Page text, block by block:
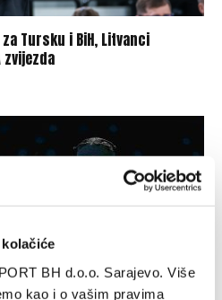
BH d.o.o. Sarajevo. Više
kao i o vašim pravima
Tursku i BiH, Litvanci
zvijezda